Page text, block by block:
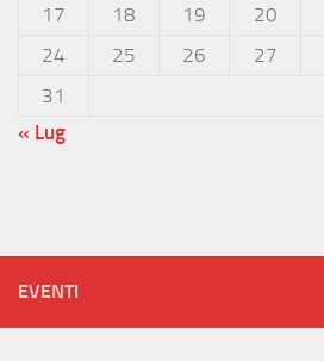
17 18 19 20
24
25 26 27
31
« Lug
EVENTI